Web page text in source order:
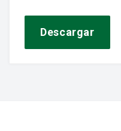
Memorias Vivas
Descargar